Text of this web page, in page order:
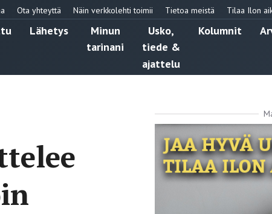
Ota yhteyttä Näin verkkolehti toimii Tietoa meistä Tilaa Ilon
Lähetys
Minun
tarinani
Usko,
tiede &
ajattelu
Kolumnit